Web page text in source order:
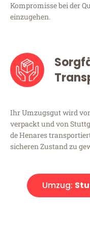
Kompromisse bei der
einzugehen.
Ihr Umzugsgut wird
verpackt und von
de Henares
sicheren Zustand zu
Umzug: